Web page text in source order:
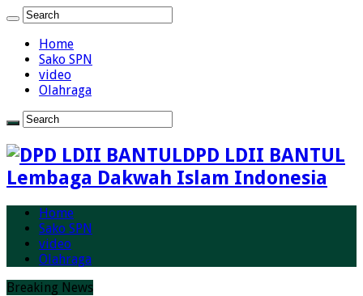
Home
Sako SPN
video
Olahraga
DPD LDII BANTUL
Lembaga Dakwah Islam Indonesia
Home
Sako SPN
video
Olahraga
Breaking News